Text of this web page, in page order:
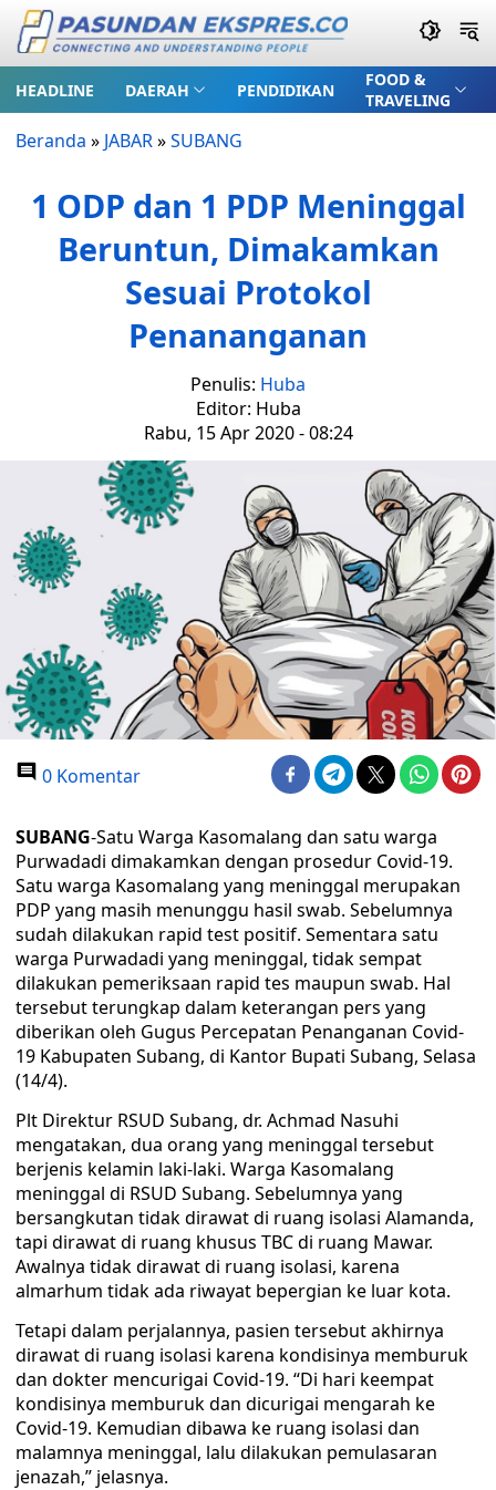
HEADLINE DAERAH PENDIDIKAN
FOOD &
TRAVELING
Beranda » JABAR»SUBANG
1 ODP dan 1 PDP Meninggal
Beruntun, Dimakamkan
Sesuai Protokol
Penananganan
Penulis: Huba
Editor: Huba
Rabu, 15 Apr 2020 - 08:24
0 Komentar
SUBANG-Satu Warga Kasomalang dan satu warga
Purwadadi dimakamkan dengan prosedur Covid-19.
Satu warga Kasomalang yang meninggal merupakan
PDP yang masih menunggu hasil swab. Sebelumnya
sudah dilakukan rapid test positif. Sementara satu
warga Purwadadi yang meninggal, tidak sempat
dilakukan pemeriksaan rapid tes maupun swab. Hal
tersebut terungkap dalam keterangan pers yang
diberikan oleh Gugus Percepatan Penanganan Covid-
19 Kabupaten Subang, di Kantor Bupati Subang, Selasa
(14/4).
Plt Direktur RSUD Subang, dr. Achmad Nasuhi
mengatakan, dua orang yang meninggal tersebut
berjenis kelamin laki-laki. Warga Kasomalang
meninggal di RSUD Subang. Sebelumnya yang
bersangkutan tidak dirawat di ruang isolasi Alamanda,
tapi dirawat di ruang khusus TBC di ruang Mawar.
Awalnya tidak dirawat di ruang isolasi, karena
almarhum tidak ada riwayat bepergian ke luar kota.
Tetapi dalam perjalannya, pasien tersebut akhirnya
dirawat di ruang isolasi karena kondisinya memburuk
dan dokter mencurigai Covid-19. “Di hari keempat
kondisinya memburuk dan dicurigai mengarah ke
Covid-19. Kemudian dibawa ke ruang isolasi dan
malamnya meninggal, lalu dilakukan pemulasaran
jenazah,” jelasnya.